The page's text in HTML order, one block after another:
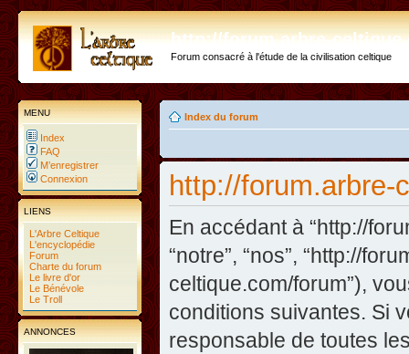
http://forum.arbre-
Forum consacré à l'étude de la civilisation celtique
MENU
Index
FAQ
M’enregistrer
Connexion
LIENS
L'Arbre Celtique
L'encyclopédie
Forum
Charte du forum
Le livre d'or
Le Bénévole
Le Troll
ANNONCES
Index du forum
http://forum.arbre-
En accédant à “http://
“notre”, “nos”, “http://
celtique.com/forum”),
conditions suivantes. Si
responsable de toutes